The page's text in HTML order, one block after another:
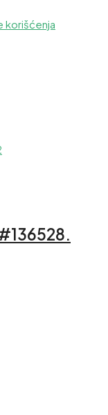
korišćenja